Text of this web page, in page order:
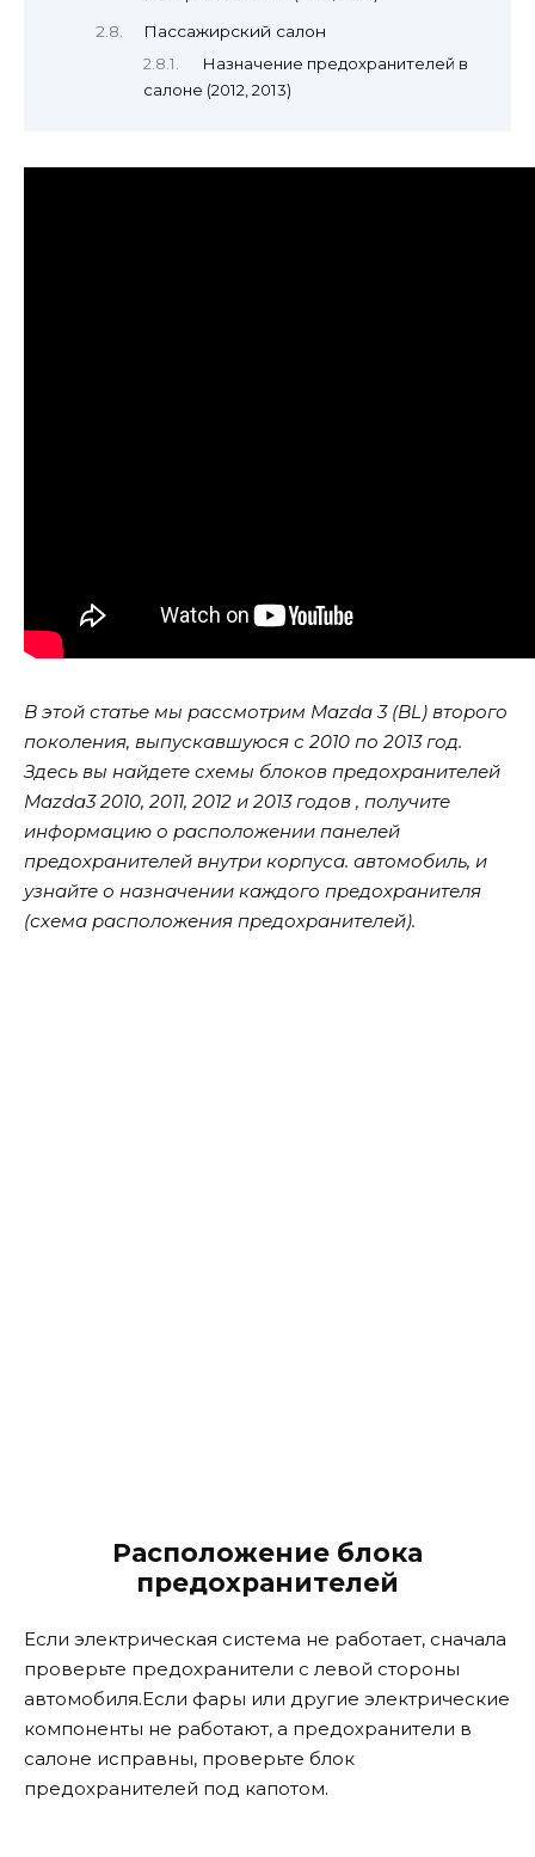
Пассажирский салон
Назначение предохранителей в
салоне (2012, 2013)
В этой статье мы рассмотрим Mazda 3 (BL) второго
поколения, выпускавшуюся с 2010 по 2013 год.
Здесь вы найдете схемы блоков предохранителей
Mazda3 2010, 2011, 2012 и 2013 годов , получите
информацию о расположении панелей
предохранителей внутри корпуса. автомобиль, и
узнайте о назначении каждого предохранителя
(схема расположения предохранителей).
Расположение блока
предохранителей
Если электрическая система не работает, сначала
проверьте предохранители с левой стороны
автомобиля.Если фары или другие электрические
компоненты не работают, а предохранители в
салоне исправны, проверьте блок
предохранителей под капотом.